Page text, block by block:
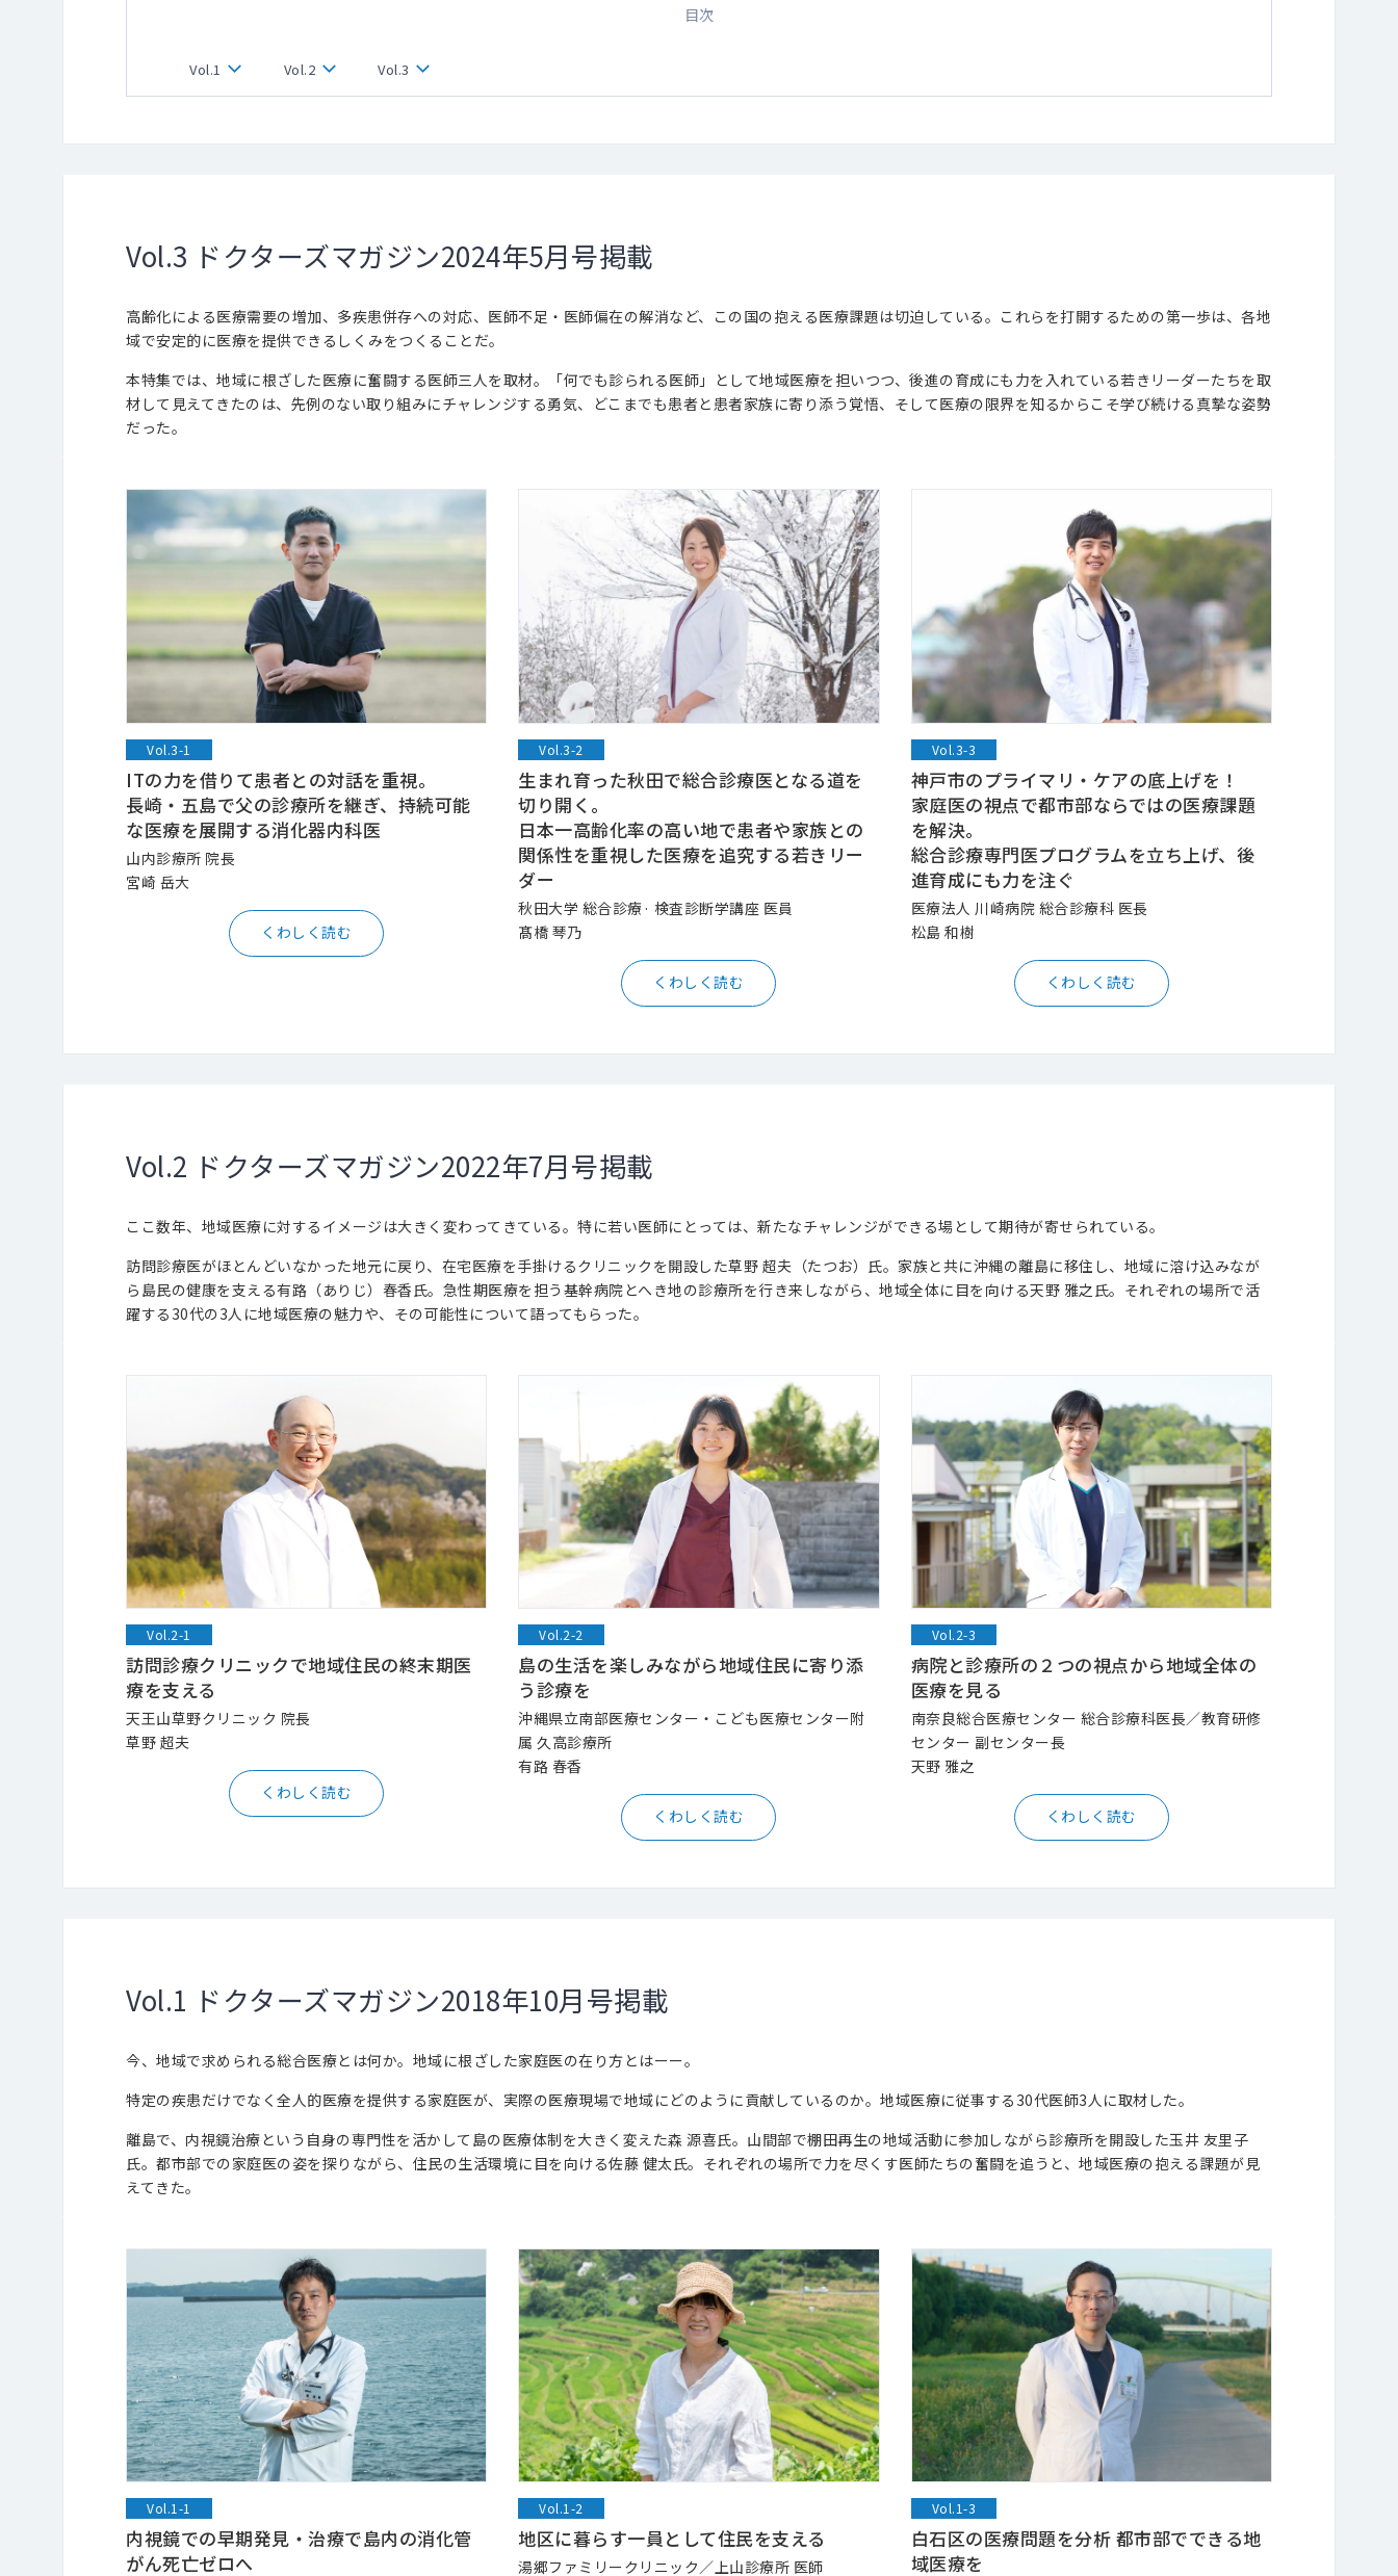
目次
Vol.1 Vol.2 Vol.3
Vol.3 ドクターズマガジン2024年5月号掲載
高齢化による医療需要の増加、多疾患併存への対応、医師不足・医師偏在の解消など、この国の抱える医療課題は切迫している。これらを打開するための第一歩は、各地
域で安定的に医療を提供できるしくみをつくることだ。
本特集では、地域に根ざした医療に奮闘する医師三人を取材。「何でも診られる医師」として地域医療を担いつつ、後進の育成にも力を入れている若きリーダーたちを取
材して見えてきたのは、先例のない取り組みにチャレンジする勇気、どこまでも患者と患者家族に寄り添う覚悟、そして医療の限界を知るからこそ学び続ける真摯な姿勢
だった。
Vol.3-1
ITの力を借りて患者との対話を重視。
長崎・五島で父の診療所を継ぎ、持続可能
な医療を展開する消化器内科医
山内診療所 院長
宮崎 岳大
くわしく読む
Vol.3-2
生まれ育った秋田で総合診療医となる道を
切り開く。
日本一高齢化率の高い地で患者や家族との
関係性を重視した医療を追究する若きリー
ダー
秋田大学 総合診療· 検査診断学講座 医員
髙橋 琴乃
くわしく読む
Vol.3-3
神戸市のプライマリ・ケアの底上げを！
家庭医の視点で都市部ならではの医療課題
を解決。
総合診療専門医プログラムを立ち上げ、後
進育成にも力を注ぐ
医療法人 川崎病院 総合診療科 医長
松島 和樹
くわしく読む
Vol.2 ドクターズマガジン2022年7月号掲載
ここ数年、地域医療に対するイメージは大きく変わってきている。特に若い医師にとっては、新たなチャレンジができる場として期待が寄せられている。
訪問診療医がほとんどいなかった地元に戻り、在宅医療を手掛けるクリニックを開設した草野 超夫（たつお）氏。家族と共に沖縄の離島に移住し、地域に溶け込みなが
ら島民の健康を支える有路（ありじ）春香氏。急性期医療を担う基幹病院とへき地の診療所を行き来しながら、地域全体に目を向ける天野 雅之氏。それぞれの場所で活
躍する30代の3人に地域医療の魅力や、その可能性について語ってもらった。
Vol.2-1
訪問診療クリニックで地域住民の終末期医
療を支える
天王山草野クリニック 院長
草野 超夫
くわしく読む
Vol.2-2
島の生活を楽しみながら地域住民に寄り添
う診療を
沖縄県立南部医療センター・こども医療センター附
属 久高診療所
有路 春香
くわしく読む
Vol.2-3
病院と診療所の２つの視点から地域全体の
医療を見る
南奈良総合医療センター 総合診療科医長／教育研修
センター 副センター長
天野 雅之
くわしく読む
Vol.1 ドクターズマガジン2018年10月号掲載
今、地域で求められる総合医療とは何か。地域に根ざした家庭医の在り方とはーー。
特定の疾患だけでなく全人的医療を提供する家庭医が、実際の医療現場で地域にどのように貢献しているのか。地域医療に従事する30代医師3人に取材した。
離島で、内視鏡治療という自身の専門性を活かして島の医療体制を大きく変えた森 源喜氏。山間部で棚田再生の地域活動に参加しながら診療所を開設した玉井 友里子
氏。都市部での家庭医の姿を探りながら、住民の生活環境に目を向ける佐藤 健太氏。それぞれの場所で力を尽くす医師たちの奮闘を追うと、地域医療の抱える課題が見
えてきた。
Vol.1-1
内視鏡での早期発見・治療で島内の消化管
がん死亡ゼロへ
Vol.1-2
地区に暮らす一員として住民を支える
湯郷ファミリークリニック／上山診療所 医師
Vol.1-3
白石区の医療問題を分析 都市部でできる地
域医療を